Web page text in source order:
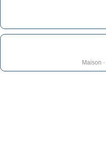
Maison -